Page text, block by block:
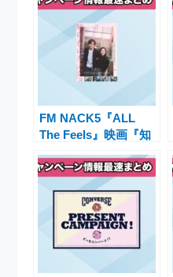
FM NACK5『ALL
The Feels』映画『知
記念スペシャルの魅力
と楽しみ方